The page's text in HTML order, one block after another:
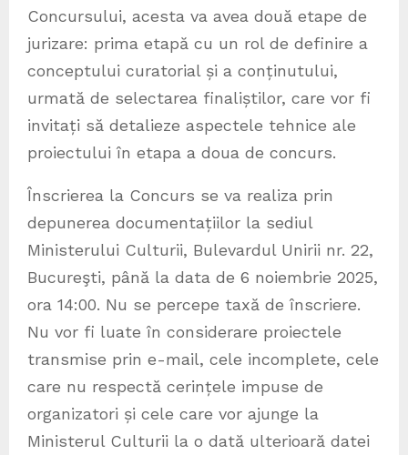
Concursului, acesta va avea două etape de
jurizare: prima etapă cu un rol de definire a
conceptului curatorial și a conținutului,
urmată de selectarea finaliștilor, care vor fi
invitați să detalieze aspectele tehnice ale
proiectului în etapa a doua de concurs.
Înscrierea la Concurs se va realiza prin
depunerea documentațiilor la sediul
Ministerului Culturii, Bulevardul Unirii nr. 22,
Bucureşti, până la data de 6 noiembrie 2025,
ora 14:00. Nu se percepe taxă de înscriere.
Nu vor fi luate în considerare proiectele
transmise prin e-mail, cele incomplete, cele
care nu respectă cerințele impuse de
organizatori și cele care vor ajunge la
Ministerul Culturii la o dată ulterioară datei